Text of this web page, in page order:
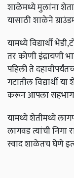
शाळेमध्ये मुलांना
यासाठी शाळेने
यामध्ये विद्यार्थी
तर कोणी इंद्रायणी
पहिली ते
गटातील विद्यार्थी
करून आपला सहभाग
यामध्ये शेतीमध्ये
लागवड त्यांची निगा
स्वाद शाळेतच घेणे